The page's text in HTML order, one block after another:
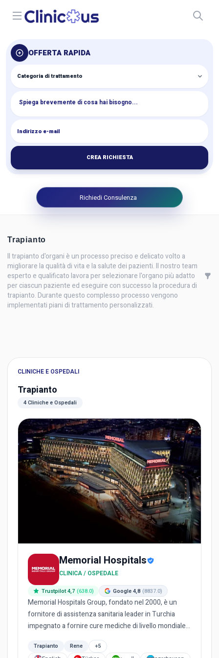
Open menu
OFFERTA RAPIDA
CREA RICHIESTA
Richiedi Consulenza
Trapianto
Il trapianto d'organi è un processo preciso e delicato volto a
migliorare la qualità di vita e la salute dei pazienti. Il nostro team
esperto e qualificato lavora per selezionare l'organo più adatto
per ciascun paziente ed eseguire con successo la procedura di
trapianto. Durante questo complesso processo vengono
implementati piani di trattamento personalizzati.
CLINICHE E OSPEDALI
Trapianto
4 Cliniche e Ospedali
Memorial Hospitals
CLINICA / OSPEDALE
Trustpilot 4,7 (638.0) Google 4,8 (8837.0)
Memorial Hospitals Group, fondato nel 2000, è un
fornitore di assistenza sanitaria leader in Turchia
impegnato a fornire cure mediche di livello mondiale.
Trapianto Rene
+5